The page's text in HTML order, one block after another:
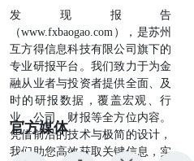
发现报告
（www.fxbaogao.com），是苏州
互方得信息科技有限公司旗下的
专业研报平台。我们致力于为金
融从业者与投资者提供全面、及
时的研报数据，覆盖宏观、行
业、公司、财报等全方位内容。
凭借前沿的技术与极简的设计，
我们助您高效获取关键信息，实
官方媒体